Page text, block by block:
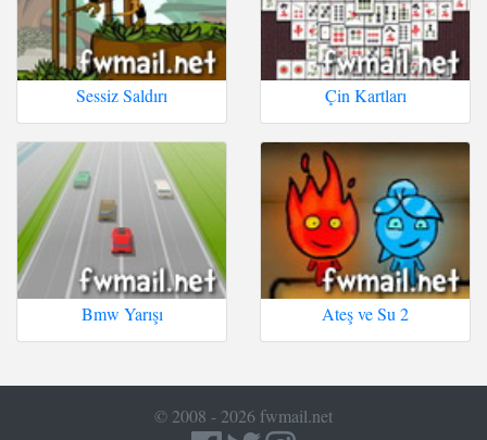
Sessiz Saldırı Çin Kartları
Bmw Yarışı Ateş ve Su 2
© 2008 - 2026 fwmail.net